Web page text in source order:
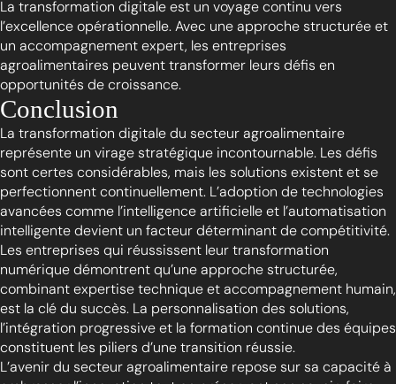
La transformation digitale est un voyage continu vers
l’excellence opérationnelle. Avec une approche structurée et
un accompagnement expert, les entreprises
agroalimentaires peuvent transformer leurs défis en
opportunités de croissance.
Conclusion
La transformation digitale du secteur agroalimentaire
représente un virage stratégique incontournable. Les défis
sont certes considérables, mais les solutions existent et se
perfectionnent continuellement. L’adoption de technologies
avancées comme l’intelligence artificielle et l’automatisation
intelligente devient un facteur déterminant de compétitivité.
Les entreprises qui réussissent leur transformation
numérique démontrent qu’une approche structurée,
combinant expertise technique et accompagnement humain,
est la clé du succès. La personnalisation des solutions,
l’intégration progressive et la formation continue des équipes
constituent les piliers d’une transition réussie.
L’avenir du secteur agroalimentaire repose sur sa capacité à